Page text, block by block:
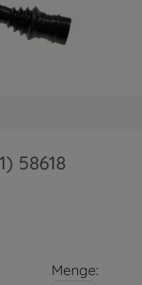
58618
Menge: